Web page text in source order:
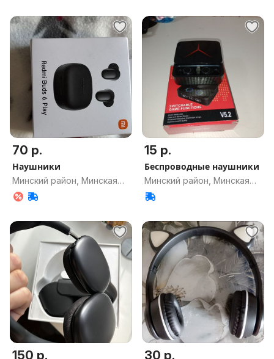
70 р.
Наушники
Минский район, Минская
обл.
15 р.
Беспроводные наушники
Минский район, Минская
обл.
150 р. 30 р.